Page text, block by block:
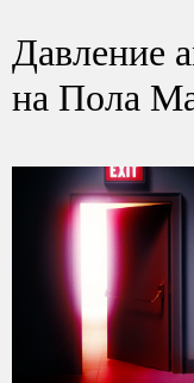
Давление
на Пола